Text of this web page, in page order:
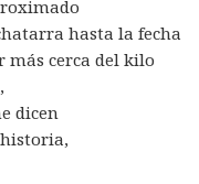
hasta la fecha
más cerca del kilo
dicen